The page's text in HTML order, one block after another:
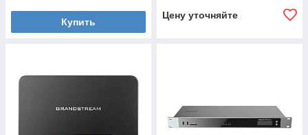
Купить
Цену уточняйте